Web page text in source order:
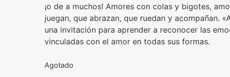
¡o de a muchos! Amores con colas y bigotes,
juegan, que abrazan, que ruedan y acompañan.
una invitación para aprender a reconocer las
vinculadas con el amor en todas sus formas.
Agotado